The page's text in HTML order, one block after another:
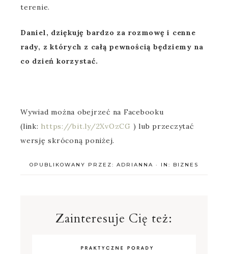
terenie.
Daniel, dziękuję bardzo za rozmowę i cenne
rady, z których z całą pewnością będziemy na
co dzień korzystać.
Wywiad można obejrzeć na Facebooku
(link: https://bit.ly/2XvOzCG ) lub przeczytać
wersję skróconą poniżej.
OPUBLIKOWANY PRZEZ: ADRIANNA · IN: BIZNES
Zainteresuje Cię też: